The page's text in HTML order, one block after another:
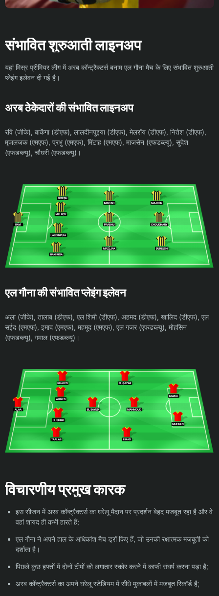
संभावित शुरुआती लाइनअप
यहां मिस्र प्रीमियर लीग में अरब कॉन्ट्रैक्टर्स बनाम एल गौना मैच के लिए संभावित शुरुआती
प्लेइंग इलेवन दी गई है।
अरब ठेकेदारों की संभावित लाइनअप
रवि (जीके), बाकेंगा (डीएफ), लालदीनपुइया (डीएफ), मेलरॉय (डीएफ), नितेश (डीएफ),
मृजलजक (एमएफ), प्रभु (एमएफ), मिंटाह (एमएफ), माजसेन (एफडब्ल्यू), सुदेश
(एफडब्ल्यू), चौधरी (एफडब्ल्यू)।
एल गौना की संभावित प्लेइंग इलेवन
अला (जीके), तालाब (डीएफ), एल शिमी (डीएफ), अहमद (डीएफ), खालिद (डीएफ), एल
सईद (एमएफ), इमाद (एमएफ), महमूद (एमएफ), एल गजर (एफडब्ल्यू), मोहसिन
(एफडब्ल्यू), गमाल (एफडब्ल्यू)।
विचारणीय प्रमुख कारक
इस सीजन में अरब कॉन्ट्रैक्टर्स का घरेलू मैदान पर प्रदर्शन बेहद मजबूत रहा है और वे
वहां शायद ही कभी हारते हैं;
एल गौना ने अपने हाल के अधिकांश मैच ड्रॉ किए हैं, जो उनकी रक्षात्मक मजबूती को
दर्शाता है।
पिछले कुछ हफ्तों में दोनों टीमों को लगातार स्कोर करने में काफी संघर्ष करना पड़ा है;
अरब कॉन्ट्रैक्टर्स का अपने घरेलू स्टेडियम में सीधे मुकाबलों में मजबूत रिकॉर्ड है;